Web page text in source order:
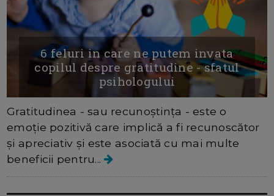
6 feluri in care ne putem invata
copilul despre gratitudine - sfatul
psihologului
Gratitudinea - sau recunoștința - este o
emoție pozitivă care implică a fi recunoscător
și apreciativ și este asociată cu mai multe
beneficii pentru...